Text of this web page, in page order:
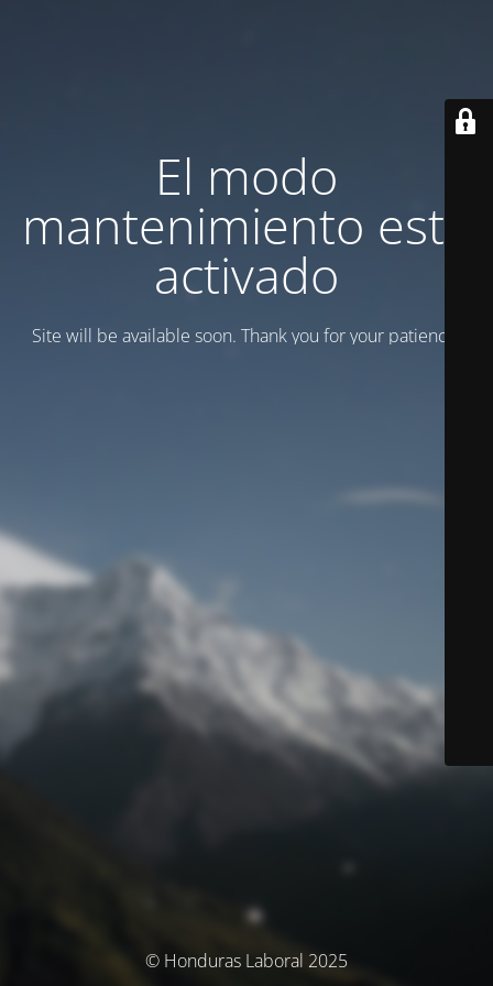
El modo
mantenimiento está
activado
Site will be available soon. Thank you for your patience!
© Honduras Laboral 2025